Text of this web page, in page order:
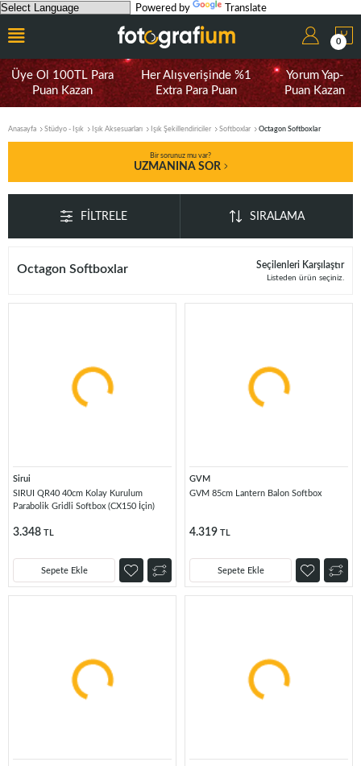
Powered by Translate
0
Üye Ol 100TL Para
Puan Kazan
Her Alışverişinde %1
Extra Para Puan
Yorum Yap-
Puan Kazan
Anasayfa Stüdyo - Işık Işık Aksesuarları Işık Şekillendiriciler Softboxlar Octagon Softboxlar
Bir sorunuz mu var?
UZMANINA SOR
FILTRELE SIRALAMA
Octagon Softboxlar Seçilenleri Karşılaştır
Listeden ürün seçiniz.
Sirui
SIRUI QR40 40cm Kolay Kurulum
Parabolik Gridli Softbox (CX150 İçin)
3.348 TL
Sepete Ekle
GVM
GVM 85cm Lantern Balon Softbox
4.319 TL
Sepete Ekle